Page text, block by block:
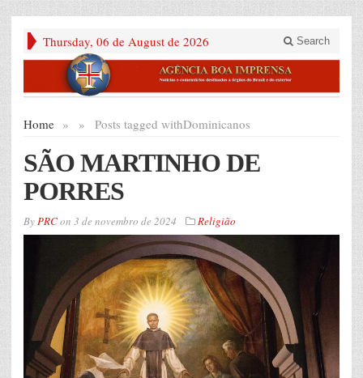
Thursday, 06 de August de 2026 Search
Home » Posts tagged with
» Dominicanos
SÃO MARTINHO DE
PORRES
ByPRCon 3 de novembro de 2024 Religião